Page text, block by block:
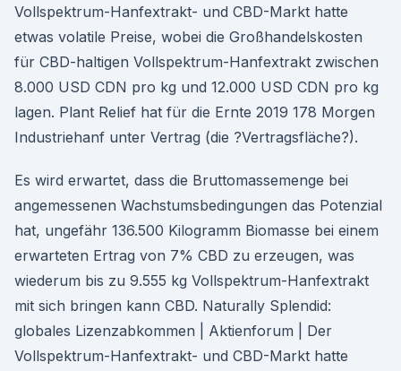
Vollspektrum-Hanfextrakt- und CBD-Markt hatte
etwas volatile Preise, wobei die Großhandelskosten
für CBD-haltigen Vollspektrum-Hanfextrakt zwischen
8.000 USD CDN pro kg und 12.000 USD CDN pro kg
lagen. Plant Relief hat für die Ernte 2019 178 Morgen
Industriehanf unter Vertrag (die ?Vertragsfläche?).
Es wird erwartet, dass die Bruttomassemenge bei
angemessenen Wachstumsbedingungen das Potenzial
hat, ungefähr 136.500 Kilogramm Biomasse bei einem
erwarteten Ertrag von 7% CBD zu erzeugen, was
wiederum bis zu 9.555 kg Vollspektrum-Hanfextrakt
mit sich bringen kann CBD. Naturally Splendid:
globales Lizenzabkommen | Aktienforum | Der
Vollspektrum-Hanfextrakt- und CBD-Markt hatte